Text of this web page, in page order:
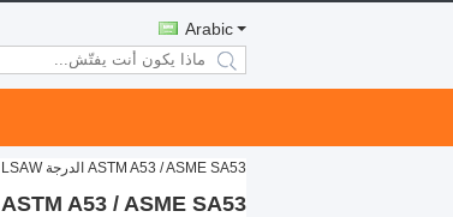
Arabic
search
ASTM A53 / ASME SA53 الدرجة B LSAW أنابيب لحام من الفولاذ الكربوني NACE للأنابيب الصناعية
ASTM A53 / ASME SA53 الدرجة B LSAW أنابيب لحام من الفولاذ الكربوني NACE للأنابيب الصناعية